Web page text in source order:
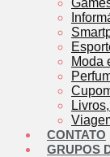
Moda
CONTATO
GRUPOS